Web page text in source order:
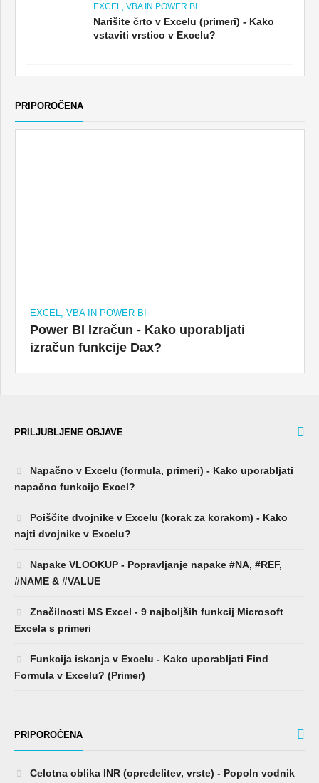
EXCEL, VBA IN POWER BI
Narišite črto v Excelu (primeri) - Kako
vstaviti vrstico v Excelu?
PRIPOROČENA
EXCEL, VBA IN POWER BI
Power BI Izračun - Kako uporabljati
izračun funkcije Dax?
PRILJUBLJENE OBJAVE
Napačno v Excelu (formula, primeri) - Kako uporabljati
napačno funkcijo Excel?
Poiščite dvojnike v Excelu (korak za korakom) - Kako
najti dvojnike v Excelu?
Napake VLOOKUP - Popravljanje napake #NA, #REF,
#NAME & #VALUE
Značilnosti MS Excel - 9 najboljših funkcij Microsoft
Excela s primeri
Funkcija iskanja v Excelu - Kako uporabljati Find
Formula v Excelu? (Primer)
PRIPOROČENA
Celotna oblika INR (opredelitev, vrste) - Popoln vodnik